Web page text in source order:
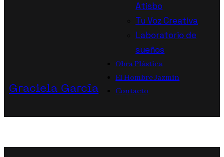
Graciela García
Atisbo
Tu Voz Creativa
Laboratorio de
sueños
Obra Plástica
El Hombre Jazmín
Contacto